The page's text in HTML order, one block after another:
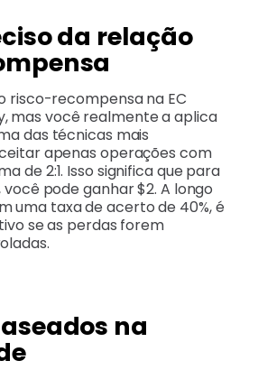
da relação
risco-recompensa na EC
mas você realmente a aplica
das técnicas mais
apenas operações com
de 2:1. Isso significa que para
pode ganhar $2. A longo
uma taxa de acerto de 40%, é
se as perdas forem
na